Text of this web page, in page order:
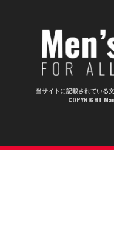
当サイトに記載されている
COPYRIGHT